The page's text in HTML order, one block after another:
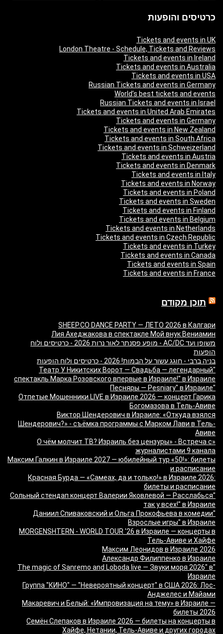
כרטיסים והופעות
Tickets and events in UK
London Theatre - Schedule, Tickets and Reviews
Tickets and events in Ireland
Tickets and events in Australia
Tickets and events in USA
Russian Tickets and events in Germany
World’s best tickets and events
Russian Tickets and events in Israel
Tickets and events in United Arab Emirates
Tickets and events in Germany
Tickets and events in New Zealand
Tickets and events in South Africa
Tickets and events in Schweizerland
Tickets and events in Austria
Tickets and events in Denmark
Tickets and events in Italy
Tickets and events in Norway
Tickets and events in Poland
Tickets and events in Sweden
Tickets and events in Finland
Tickets and events in Belgium
Tickets and events in Netherlands
Tickets and events in Czech Republic
Tickets and events in Turkey
Tickets and events in Canada
Tickets and events in Spain
Tickets and events in France
תוכן מקודם
SHEEP.CO DANCE PARTY — ЛЕТО 2026 в Калгари
Лия Ахеджакова в спектакле Мой внук Вениамин
משופן ועד AC/DC - מופע פסנתר לאור נרות 2026 - כרטיסים ולוח
הופעות
בניה ברבי - חוגג עשור על הבמות! 2026 - כרטיסים ולוח הופעות
"Театр У Никитских Ворот — Свадьба — легендарный
спектакль Марка Розовского впервые в Израиле!" в Израиле
"Песняры — Pesniary" в Израиле
Отпетые Мошенники LIVE в Израиле 2026 — концерт Гарика
Богомазова в Тель-Авиве
Виктор Шендерович в Израиле: «Откуда взялся
Шендерович?» - съёмка программы с Марком Лави в Тель-
Авиве
«О чём молчит ТВ? Израиль без цензуры» - Встреча с
журналистами 9 канала
Максим Галкин в Израиле 2027 — юбилейный тур «50!»: билеты
и расписание
Красная Бурда — «Самеах, да и только!» в Израиле 2026:
билеты и расписание
"Сольный стендап концерт Валерии Яковлевой — Расслабься
так у всех!" в Израиле
"Даниил Спиваковский и Ольга Прокофьева в комедии
Взрослые игры" в Израиле
MORGENSHTERN - WORLD TOUR '26 в Израиле — концерты в
Тель-Авиве и Хайфе
Максим Леонидов в Израиле 2026
Александр Филиппенко в Израиле
"The magic of Sanremo and Loboda live — Звуки моря 2026" в
Израиле
Группа "КИНО" — "Невероятный концерт" в США 2026: Лос-
Анджелес и Майами
Макаревич и Белый: «Импровизация на тему» в Израиле —
билеты 2026
Семён Слепаков в Израиле 2026 — билеты на концерты в
Хайфе, Нетании, Тель-Авиве и других городах